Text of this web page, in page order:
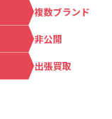
複数ブランド
非公開
出張買取